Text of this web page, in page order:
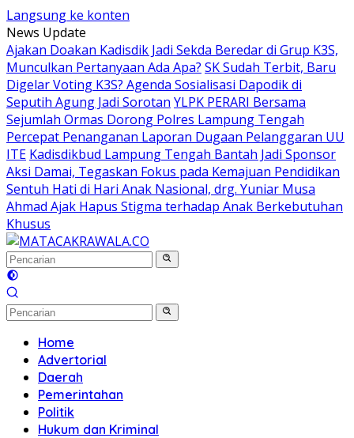
Langsung ke konten
News Update
Ajakan Doakan Kadisdik Jadi Sekda Beredar di Grup K3S,
Munculkan Pertanyaan Ada Apa? SK Sudah Terbit, Baru
Digelar Voting K3S? Agenda Sosialisasi Dapodik di
Seputih Agung Jadi Sorotan YLPK PERARI Bersama
Sejumlah Ormas Dorong Polres Lampung Tengah
Percepat Penanganan Laporan Dugaan Pelanggaran UU
ITE Kadisdikbud Lampung Tengah Bantah Jadi Sponsor
Aksi Damai, Tegaskan Fokus pada Kemajuan Pendidikan
Sentuh Hati di Hari Anak Nasional, drg. Yuniar Musa
Ahmad Ajak Hapus Stigma terhadap Anak Berkebutuhan
Khusus
Home
Advertorial
Daerah
Pemerintahan
Politik
Hukum dan Kriminal